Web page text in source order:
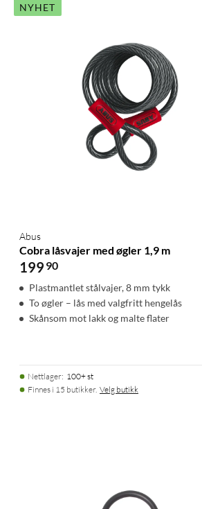
NYHET
Abus
Cobra låsvajer med øgler 1,9 m
199 90
Plastmantlet stålvajer, 8 mm tykk
To øgler – lås med valgfritt hengelås
Skånsom mot lakk og malte flater
Nettlager: 100+ st
Finnes i 15 butikker. Velg butikk